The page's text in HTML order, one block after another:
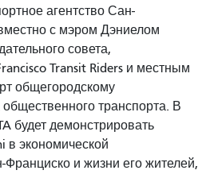
агентство Сан-
с мэром Дэниелом
совета,
Transit Riders и местным
общегородскому
транспорта. В
будет демонстрировать
в экономической
и жизни его жителей,